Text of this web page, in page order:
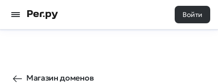
Войти
Магазин доменов
39 0